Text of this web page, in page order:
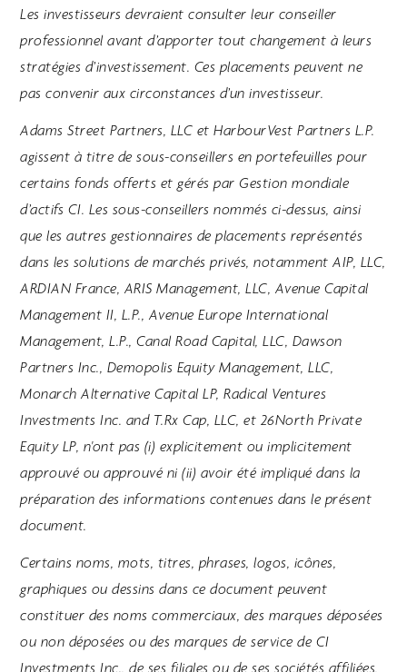
Les investisseurs devraient consulter leur conseiller
professionnel avant d’apporter tout changement à leurs
stratégies d’investissement. Ces placements peuvent ne
pas convenir aux circonstances d’un investisseur.
Adams Street Partners, LLC et HarbourVest Partners L.P.
agissent à titre de sous-conseillers en portefeuilles pour
certains fonds offerts et gérés par Gestion mondiale
d’actifs CI. Les sous-conseillers nommés ci-dessus, ainsi
que les autres gestionnaires de placements représentés
dans les solutions de marchés privés, notamment AIP, LLC,
ARDIAN France, ARIS Management, LLC, Avenue Capital
Management II, L.P., Avenue Europe International
Management, L.P., Canal Road Capital, LLC, Dawson
Partners Inc., Demopolis Equity Management, LLC,
Monarch Alternative Capital LP, Radical Ventures
Investments Inc. and T.Rx Cap, LLC, et 26North Private
Equity LP, n'ont pas (i) explicitement ou implicitement
approuvé ou approuvé ni (ii) avoir été impliqué dans la
préparation des informations contenues dans le présent
document.
Certains noms, mots, titres, phrases, logos, icônes,
graphiques ou dessins dans ce document peuvent
constituer des noms commerciaux, des marques déposées
ou non déposées ou des marques de service de CI
Investments Inc., de ses filiales ou de ses sociétés affiliées,